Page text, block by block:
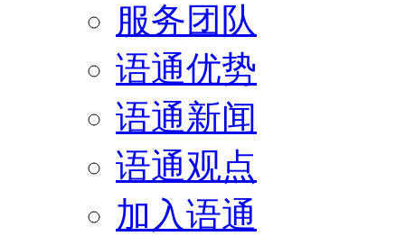
服务团队
语通优势
语通新闻
语通观点
加入语通